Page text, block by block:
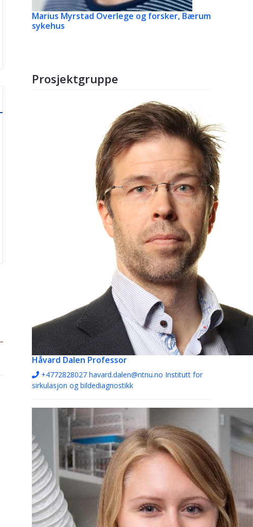
Marius Myrstad Overlege og forsker, Bærum
sykehus
Prosjektgruppe
Håvard Dalen Professor
+4772828027 havard.dalen@ntnu.no Institutt for
sirkulasjon og bildediagnostikk